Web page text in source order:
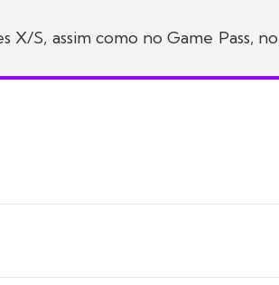
S, assim como no Game Pass, no